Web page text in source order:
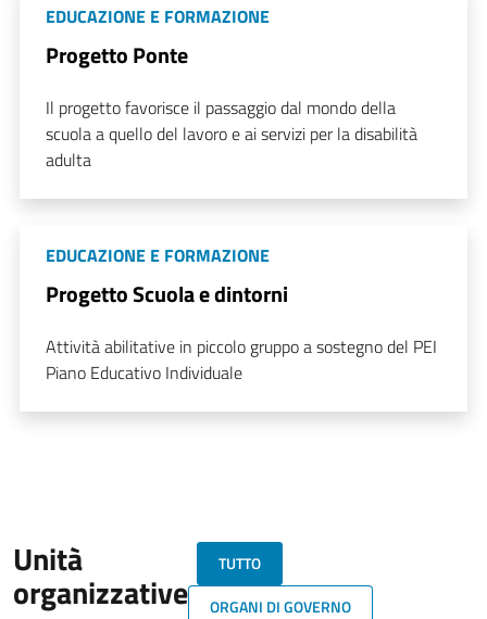
EDUCAZIONE E FORMAZIONE
Progetto Ponte
Il progetto favorisce il passaggio dal mondo della
scuola a quello del lavoro e ai servizi per la disabilità
adulta
EDUCAZIONE E FORMAZIONE
Progetto Scuola e dintorni
Attività abilitative in piccolo gruppo a sostegno del PEI
Piano Educativo Individuale
Unità
organizzative
TUTTO
ORGANI DI GOVERNO